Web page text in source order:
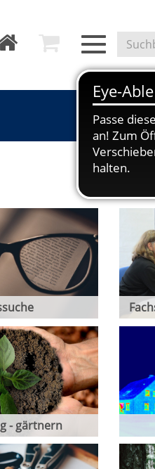
Toggle
navigation
- gärtnern